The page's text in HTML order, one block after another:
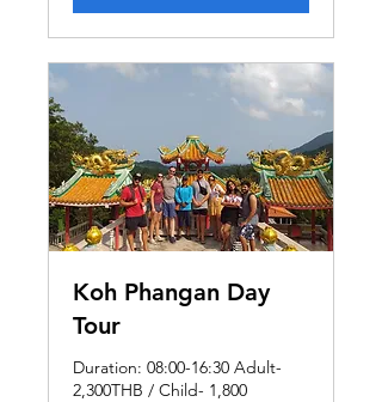
Koh Phangan Day
Tour
Duration: 08:00-16:30 Adult-
2,300THB / Child- 1,800